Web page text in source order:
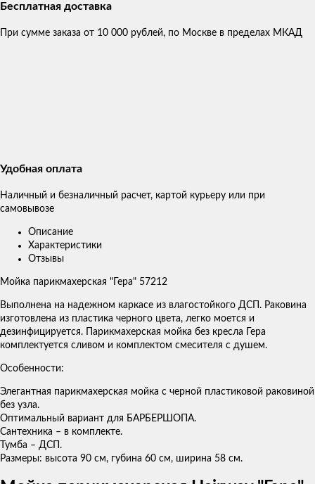
Бесплатная доставка
При сумме заказа от 10 000 рублей, по Москве в пределах МКАД
Удобная оплата
Наличный и безналичный расчет, картой курьеру или при
самовывозе
Описание
Характеристики
Отзывы
Мойка парикмахерская "Гера" 57212
Выполнена на надежном каркасе из влагостойкого ДСП. Раковина
изготовлена из пластика черного цвета, легко моется и
дезинфицируется. Парикмахерская мойка без кресла Гера
комплектуется сливом и комплектом смесителя с душем.
Особенности:
Элегантная парикмахерская мойка с черной пластиковой раковиной
без узла.
Оптимальный вариант для БАРБЕРШОПА.
Сантехника – в комплекте.
Тумба – ДСП.
Размеры: высота 90 см, губина 60 см, ширина 58 см.